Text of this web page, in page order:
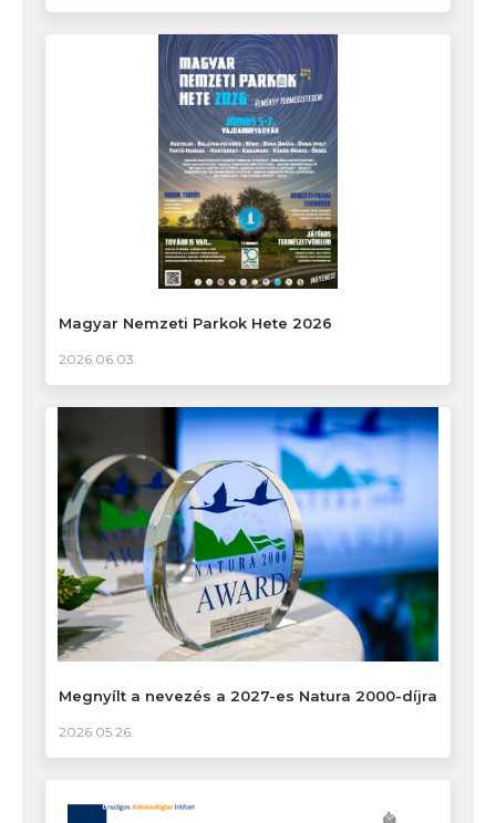
Magyar Nemzeti Parkok Hete 2026
2026.06.03.
Megnyílt a nevezés a 2027-es Natura 2000-díjra
2026.05.26.